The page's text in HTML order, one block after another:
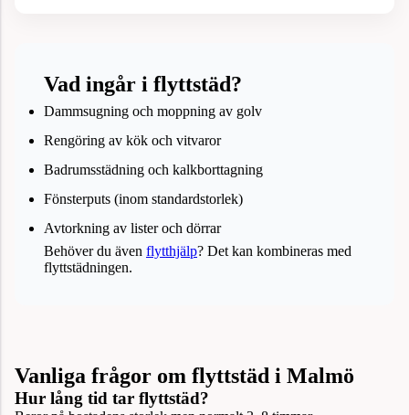
Vad ingår i flyttstäd?
Dammsugning och moppning av golv
Rengöring av kök och vitvaror
Badrumsstädning och kalkborttagning
Fönsterputs (inom standardstorlek)
Avtorkning av lister och dörrar
Behöver du även flytthjälp? Det kan kombineras med
flyttstädningen.
Vanliga frågor om flyttstäd i Malmö
Hur lång tid tar flyttstäd?